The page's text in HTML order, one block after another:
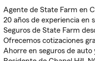
Agente de State Farm en
20 años de experiencia en
Seguros de State Farm
Ofrecemos cotizaciones
Ahorre en seguros de auto